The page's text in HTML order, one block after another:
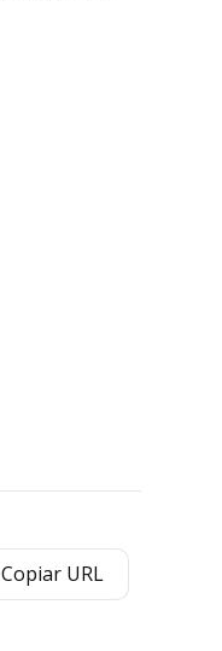
Copiar URL